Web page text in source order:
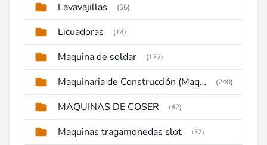
Lavavajillas (56)
Licuadoras (14)
Maquina de soldar (172)
Maquinaria de Construcción (Maquinaria Pesada) (240)
MAQUINAS DE COSER (42)
Maquinas tragamonedas slot (37)